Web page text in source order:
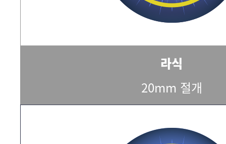
라식
20mm 절개